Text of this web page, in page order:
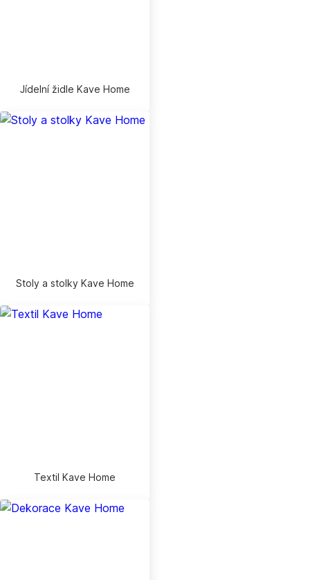
Jídelní židle Kave Home
Stoly a stolky Kave Home
Textil Kave Home